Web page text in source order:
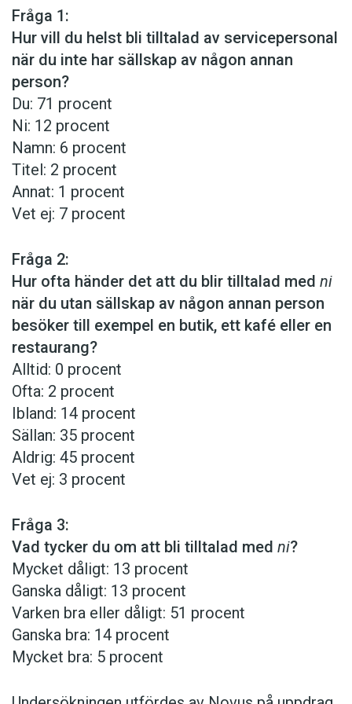
Fråga 1:
Hur vill du helst bli tilltalad av servicepersonal
när du inte har sällskap av någon annan
person?
Du: 71 procent
Ni: 12 procent
Namn: 6 procent
Titel: 2 procent
Annat: 1 procent
Vet ej: 7 procent
Fråga 2:
Hur ofta händer det att du blir tilltalad med ni
när du utan sällskap av någon annan person
besöker till exempel en butik, ett kafé eller en
restaurang?
Alltid: 0 procent
Ofta: 2 procent
Ibland: 14 procent
Sällan: 35 procent
Aldrig: 45 procent
Vet ej: 3 procent
Fråga 3:
Vad tycker du om att bli tilltalad med ni?
Mycket dåligt: 13 procent
Ganska dåligt: 13 procent
Varken bra eller dåligt: 51 procent
Ganska bra: 14 procent
Mycket bra: 5 procent